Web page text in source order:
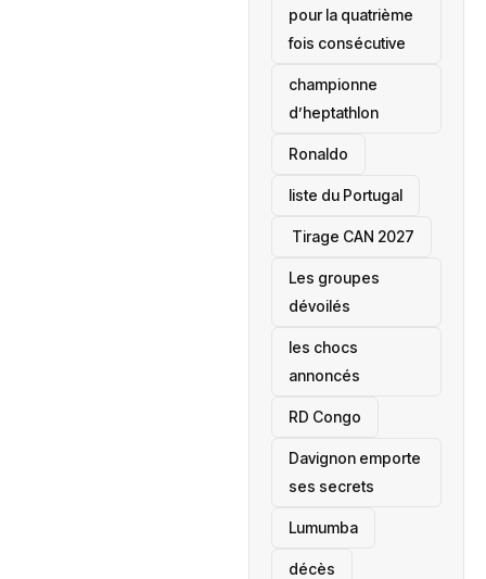
pour la quatrième
fois consécutive
championne
d’heptathlon
Ronaldo
liste du Portugal
‎ Tirage CAN 2027
Les groupes
dévoilés
les chocs
annoncés
‎RD Congo
Davignon emporte
ses secrets
Lumumba
décès